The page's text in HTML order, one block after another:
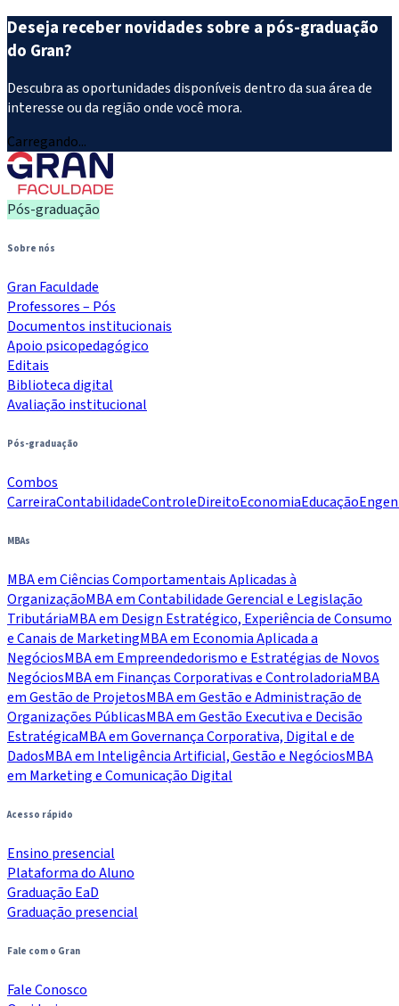
Deseja receber novidades sobre a pós-graduação
do Gran?
Descubra as oportunidades disponíveis dentro da sua área de
interesse ou da região onde você mora.
Carregando...
Pós-graduação
Sobre nós
Gran Faculdade
Professores – Pós
Documentos institucionais
Apoio psicopedagógico
Editais
Biblioteca digital
Avaliação institucional
Pós-graduação
Combos
CarreiraContabilidadeControleDireitoEconomiaEducação
MBAs
MBA em Ciências Comportamentais Aplicadas à
OrganizaçãoMBA em Contabilidade Gerencial e Legislação
TributáriaMBA em Design Estratégico, Experiência de Consumo
e Canais de MarketingMBA em Economia Aplicada a
NegóciosMBA em Empreendedorismo e Estratégias de Novos
NegóciosMBA em Finanças Corporativas e ControladoriaMBA
em Gestão de ProjetosMBA em Gestão e Administração de
Organizações PúblicasMBA em Gestão Executiva e Decisão
EstratégicaMBA em Governança Corporativa, Digital e de
DadosMBA em Inteligência Artificial, Gestão e NegóciosMBA
em Marketing e Comunicação Digital
Acesso rápido
Ensino presencial
Plataforma do Aluno
Graduação EaD
Graduação presencial
Fale com o Gran
Fale Conosco